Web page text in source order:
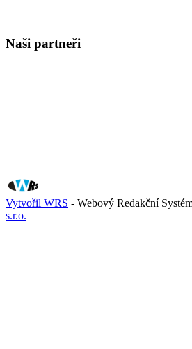
Naši partneři
Vytvořil WRS - Webový Redakční
s.r.o.